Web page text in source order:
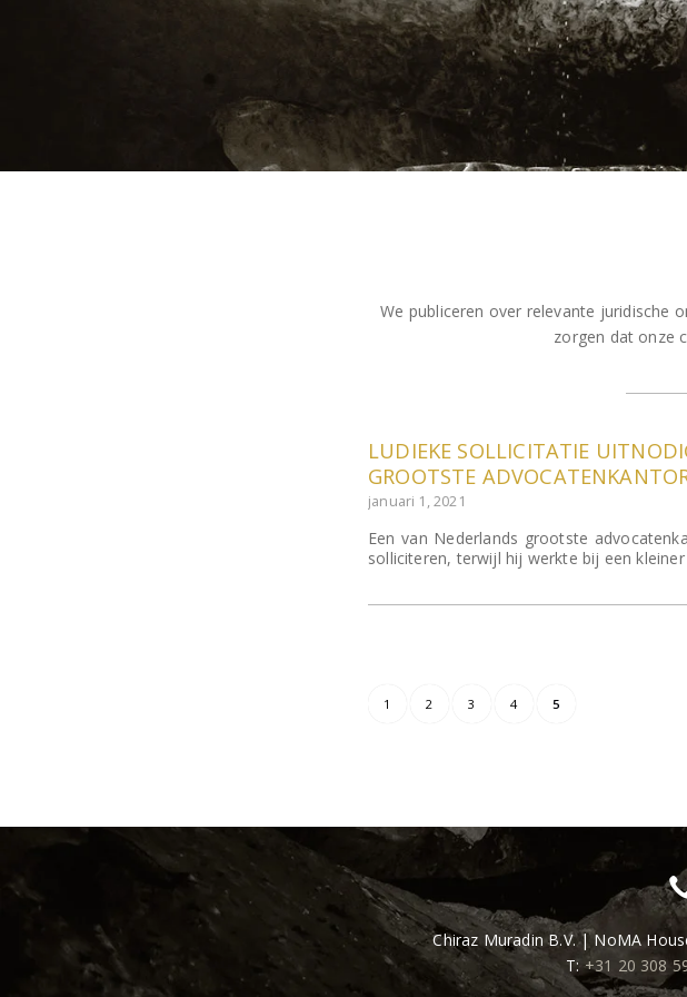
We publiceren over relevante juridische
zorgen dat onze
LUDIEKE SOLLICITATIE
GROOTSTE
januari 1, 2021
Een van Nederlands grootste
solliciteren, terwijl hij werkte bij een
1 2 3 4 5
Chiraz Muradin B.V. | NoMA
T: +31 20 308